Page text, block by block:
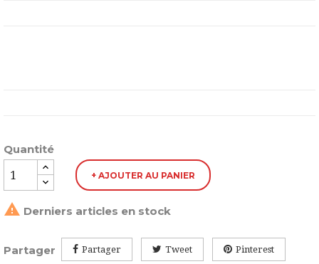
Quantité
+ AJOUTER AU PANIER
 Derniers articles en stock
Partager Partager Tweet Pinterest